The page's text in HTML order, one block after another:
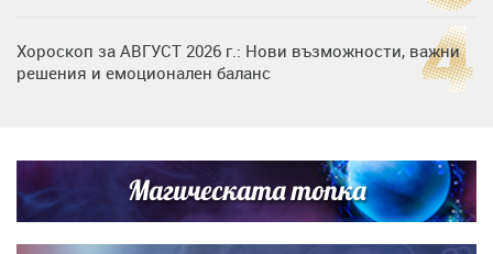
Хороскоп за АВГУСТ 2026 г.: Нови възможности, важни
решения и емоционален баланс
си деца на семейна морска приказка
Звездна ваканция в Майорка: Дженифър Анистън,
Кортни Кокс и Джим Къртис заедно на яхта
Магическата топка